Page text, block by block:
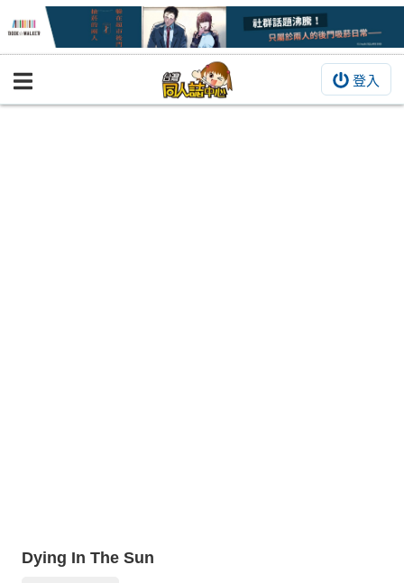
登入
BOOKY書集倉庫
交流中心
Dying In The Sun